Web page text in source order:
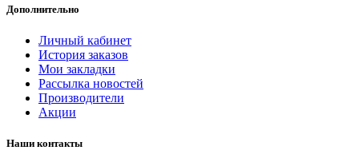
Дополнительно
Личный кабинет
История заказов
Мои закладки
Рассылка новостей
Производители
Акции
Наши контакты